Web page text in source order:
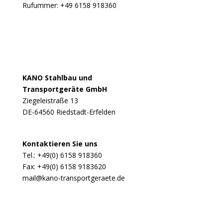
Rufummer: +49 6158 918360
KANO Stahlbau und
Transportgeräte GmbH
Ziegeleistraße 13
DE-64560 Riedstadt-Erfelden
Kontaktieren Sie uns
Tel.: +49(0) 6158 918360
Fax: +49(0) 6158 9183620
mail@kano-transportgeraete.de